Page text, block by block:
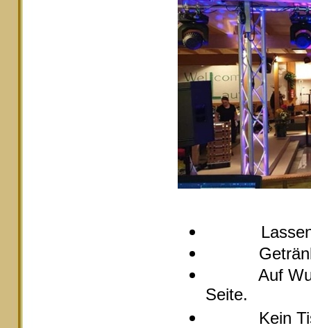
Getränke
Auf
Seite.
Kein